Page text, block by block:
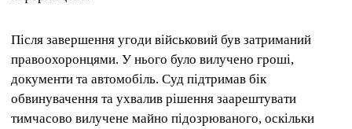
Після завершення угоди військовий був затриманий
правоохоронцями. У нього було вилучено гроші,
документи та автомобіль. Суд підтримав бік
обвинувачення та ухвалив рішення заарештувати
тимчасово вилучене майно підозрюваного, оскільки